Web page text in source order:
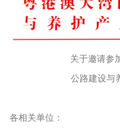
关于邀请参
公路建设与
各相关单位：